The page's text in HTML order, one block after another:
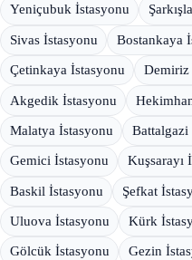
Yeniçubuk İstasyonu
Sivas İstasyonu Bostankaya
Çetinkaya İstasyonu Demiriz
Akgedik İstasyonu
Malatya İstasyonu Battalgazi
Gemici İstasyonu Kuşsarayı
Baskil İstasyonu Şefkat
Uluova İstasyonu Kürk
Gölcük İstasyonu Gezin